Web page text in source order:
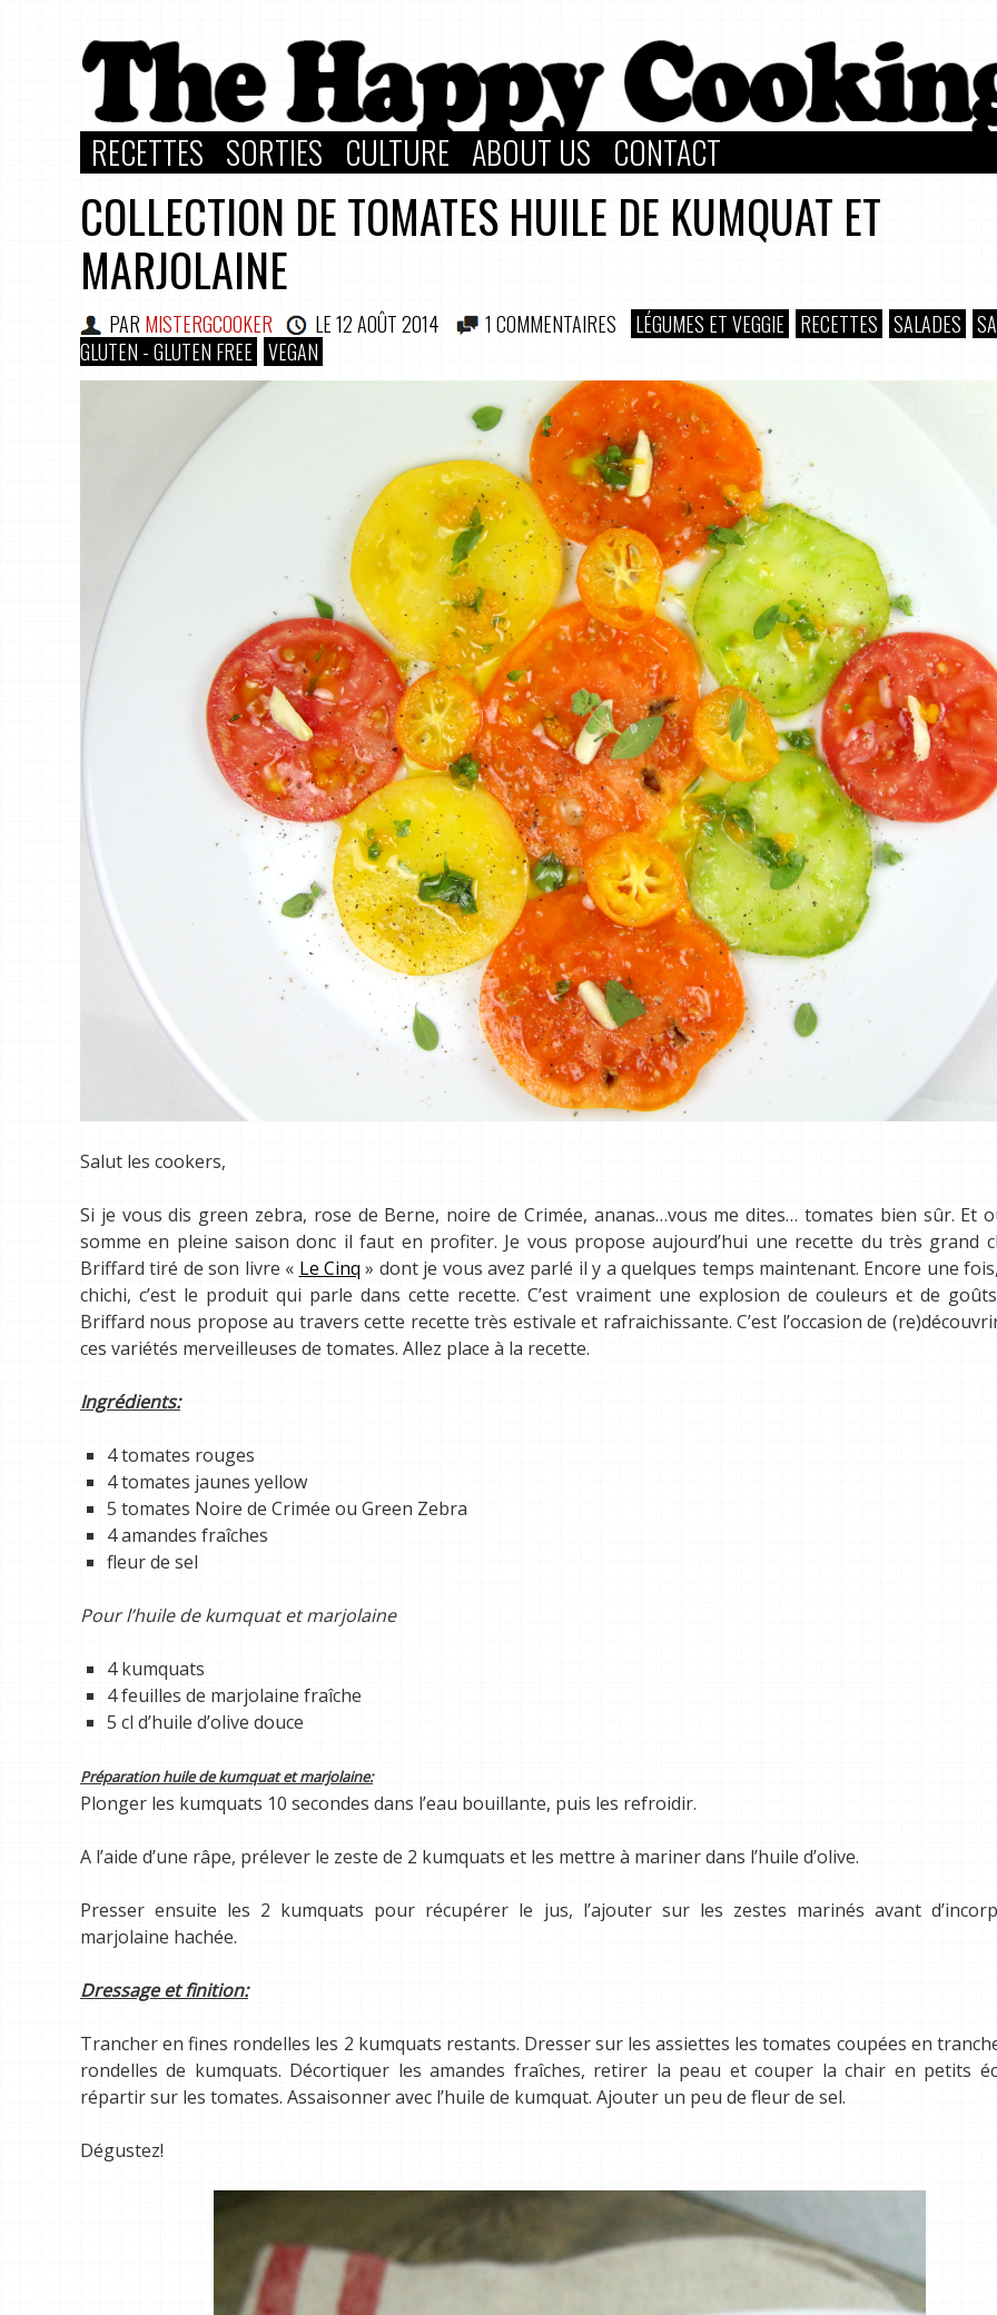
RECETTES SORTIES CULTURE ABOUT US CONTACT
COLLECTION DE TOMATES HUILE DE KUMQUAT ET
MARJOLAINE
PAR MISTERGCOOKER LE12 AOÛT 2014 1 COMMENTAIRES LÉGUMES ET VEGGIE RECETTES SALADES
GLUTEN - GLUTEN FREE VEGAN
Salut les cookers,
Si je vous dis green zebra, rose de Berne, noire de Crimée, ananas…vous me dites… tomates bien sûr. Et
somme en pleine saison donc il faut en profiter. Je vous propose aujourd’hui une recette du très grand
Briffard tiré de son livre « Le Cinq » dont je vous avez parlé il y a quelques temps maintenant. Encore une
chichi, c’est le produit qui parle dans cette recette. C’est vraiment une explosion de couleurs et de goûts
Briffard nous propose au travers cette recette très estivale et rafraichissante. C’est l’occasion de
ces variétés merveilleuses de tomates. Allez place à la recette.
Ingrédients:
4 tomates rouges
4 tomates jaunes yellow
5 tomates Noire de Crimée ou Green Zebra
4 amandes fraîches
fleur de sel
Pour l’huile de kumquat et marjolaine
4 kumquats
4 feuilles de marjolaine fraîche
5 cl d’huile d’olive douce
Préparation huile de kumquat et marjolaine:
Plonger les kumquats 10 secondes dans l’eau bouillante, puis les refroidir.
A l’aide d’une râpe, prélever le zeste de 2 kumquats et les mettre à mariner dans l’huile d’olive.
Presser ensuite les 2 kumquats pour récupérer le jus, l’ajouter sur les zestes marinés avant
marjolaine hachée.
Dressage et finition:
Trancher en fines rondelles les 2 kumquats restants. Dresser sur les assiettes les tomates coupées en
rondelles de kumquats. Décortiquer les amandes fraîches, retirer la peau et couper la chair en petits
répartir sur les tomates. Assaisonner avec l’huile de kumquat. Ajouter un peu de fleur de sel.
Dégustez!